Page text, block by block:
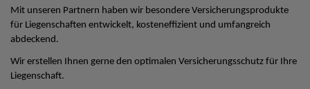
Mit unseren Partnern haben wir besondere Versicherungsprodukte
für Liegenschaften entwickelt, kosteneffizient und umfangreich
abdeckend.
Wir erstellen Ihnen gerne den optimalen Versicherungsschutz für Ihre
Liegenschaft.